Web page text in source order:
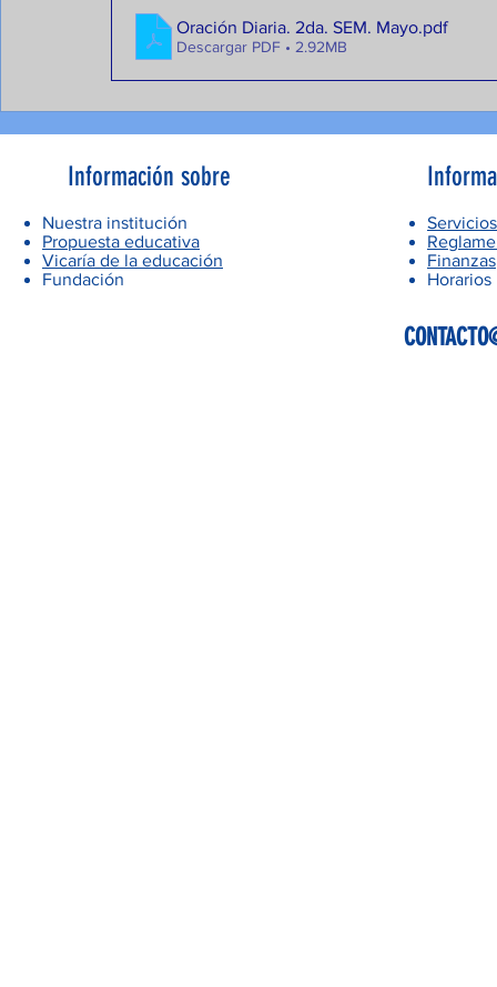
Oración Diaria. 2da. SEM. Mayo.pdf
Descargar PDF • 2.92MB
Información sobre
Nuestra institución
Propuesta educativa
Vicaría de la educación
Fundación
Servicios
Finanzas
Horarios